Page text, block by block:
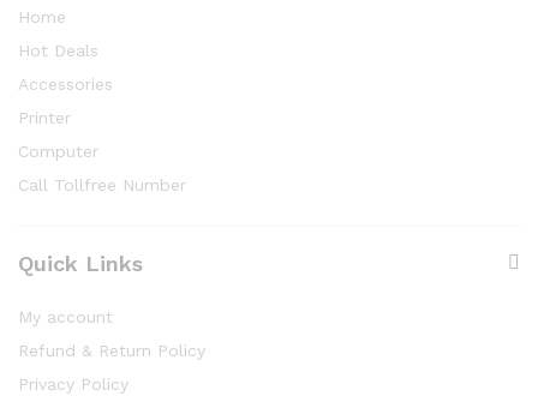
Home
Hot Deals
Accessories
Printer
Computer
Call Tollfree Number
Quick Links
My account
Refund & Return Policy
Privacy Policy